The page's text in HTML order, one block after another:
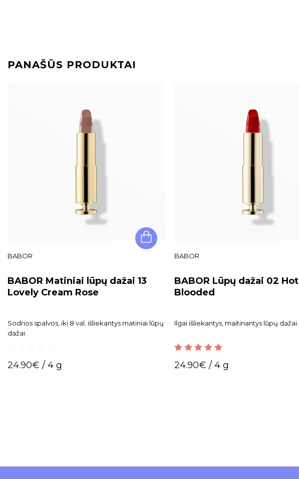
PANAŠŪS PRODUKTAI
BABOR
BABOR Matiniai lūpų dažai 13
Lovely Cream Rose
Sodrios spalvos, iki 8 val. išliekantys matiniai lūpų
dažai.
out
24.90€ / 4 g
BABOR
BABOR Lūpų dažai 02 Hot
Blooded
Ilgai išliekantys, maitinantys lūpų dažai.
out of 5
24.90€ / 4 g